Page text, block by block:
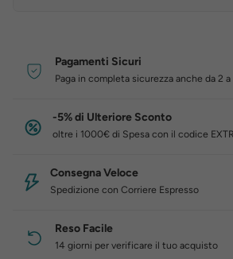
Pagamenti Sicuri
Paga in completa sicurezza anche da 2
-5% di Ulteriore Sconto
oltre i 1000€ di Spesa con il codice
Consegna Veloce
Spedizione con Corriere Espresso
Reso Facile
14 giorni per verificare il tuo acquisto